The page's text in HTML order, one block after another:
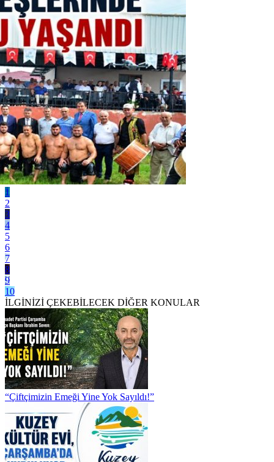
1
2
3
4
5
6
7
8
9
10
İLGİNİZİ ÇEKEBİLECEK DİĞER KONULAR
“Çiftçimizin Emeği Yine Yok Sayıldı!”